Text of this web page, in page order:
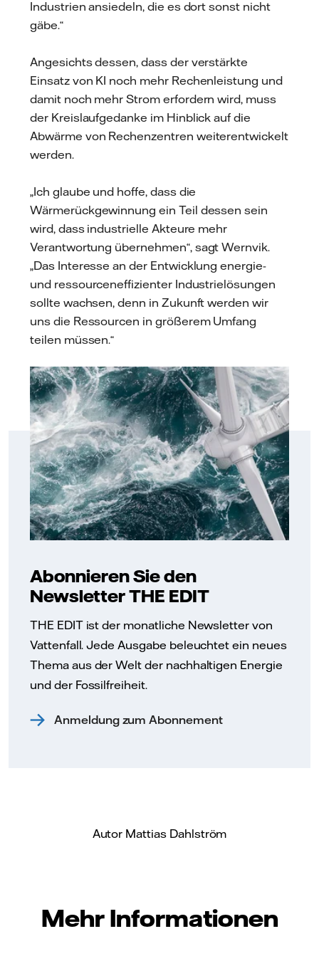
Industrien ansiedeln, die es dort sonst nicht
gäbe.“
Angesichts dessen, dass der verstärkte
Einsatz von KI noch mehr Rechenleistung und
damit noch mehr Strom erfordern wird, muss
der Kreislaufgedanke im Hinblick auf die
Abwärme von Rechenzentren weiterentwickelt
werden.
„Ich glaube und hoffe, dass die
Wärmerückgewinnung ein Teil dessen sein
wird, dass industrielle Akteure mehr
Verantwortung übernehmen“, sagt Wernvik.
„Das Interesse an der Entwicklung energie-
und ressourceneffizienter Industrielösungen
sollte wachsen, denn in Zukunft werden wir
uns die Ressourcen in größerem Umfang
teilen müssen.“
Abonnieren Sie den
Newsletter THE EDIT
THE EDIT ist der monatliche Newsletter von
Vattenfall. Jede Ausgabe beleuchtet ein neues
Thema aus der Welt der nachhaltigen Energie
und der Fossilfreiheit.
Anmeldung zum Abonnement
Autor Mattias Dahlström
Mehr Informationen